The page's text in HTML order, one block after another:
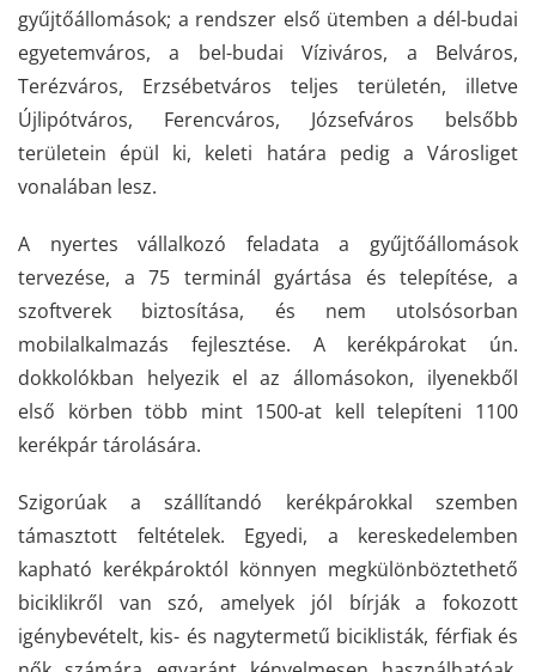
gyűjtőállomások; a rendszer első ütemben a dél-budai
egyetemváros, a bel-budai Víziváros, a Belváros,
Terézváros, Erzsébetváros teljes területén, illetve
Újlipótváros, Ferencváros, Józsefváros belsőbb
területein épül ki, keleti határa pedig a Városliget
vonalában lesz.
A nyertes vállalkozó feladata a gyűjtőállomások
tervezése, a 75 terminál gyártása és telepítése, a
szoftverek biztosítása, és nem utolsósorban
mobilalkalmazás fejlesztése. A kerékpárokat ún.
dokkolókban helyezik el az állomásokon, ilyenekből
első körben több mint 1500-at kell telepíteni 1100
kerékpár tárolására.
Szigorúak a szállítandó kerékpárokkal szemben
támasztott feltételek. Egyedi, a kereskedelemben
kapható kerékpároktól könnyen megkülönböztethető
biciklikről van szó, amelyek jól bírják a fokozott
igénybevételt, kis- és nagytermetű biciklisták, férfiak és